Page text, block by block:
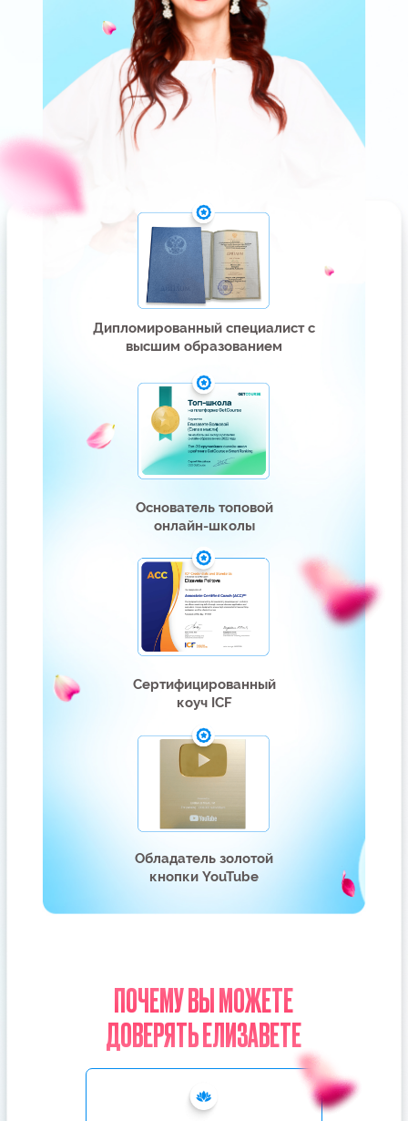
ХОЧУ НАПИСАТЬ СВОЮ LOVE
STORY! ИДУ НА МАСТЕР-КЛАСС
РАЗДЕЛИЛ ИХ ЖИЗНЬ
НА ДО И ПОСЛЕ
«СЕКРЕТЫ СЧАСТЛИВЫХ
ОТНОШЕНИЙ»
ЧТО ЕЩЕ БУДЕТ
ВОЗМОЖНОСТЬ ПОПАСТЬ
НА ЛЕГЕНДАРНЫЙ КУРС
по самой доступной цене.
Знаю, что некоторые приходят
только ради этого :)
УЧАСТНИКИ КУРСА «СЕКРЕТЫ
СЧАСТЛИВЫХ ОТНОШЕНИЙ»
ПОДТВЕРЖДАЮТ, ЧТО ЭТОТ КУРС
Встретила мужчину после 6 лет
несчастных отношений и развода
НАДЕЖДА, 34 ГОДА
Вышла из глубокой депрессии
вернула любимого мужа.